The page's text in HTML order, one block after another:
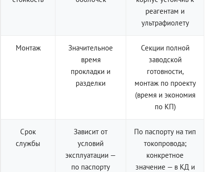
реагентам и
ультрафиолету
Монтаж
Значительное
время
прокладки и
разделки
Секции полной
заводской
готовности,
монтаж по проекту
(время и экономия
по КП)
Срок
службы
Зависит от
условий
эксплуатации —
по паспорту
По паспорту на тип
токопровода;
конкретное
значение — в КД и